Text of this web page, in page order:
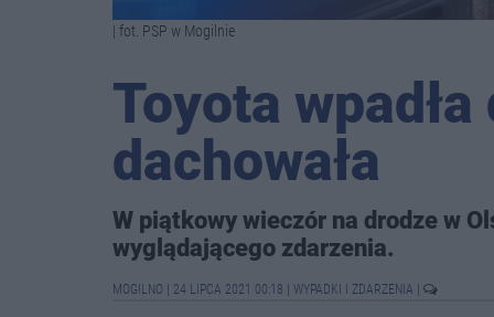
| fot. PSP w Mogilnie
Toyota
dachowała
W piątkowy wieczór na drodze w
wyglądającego zdarzenia.
MOGILNO 24 LIPCA 2021 00:18 WYPADKI I ZDARZENIA